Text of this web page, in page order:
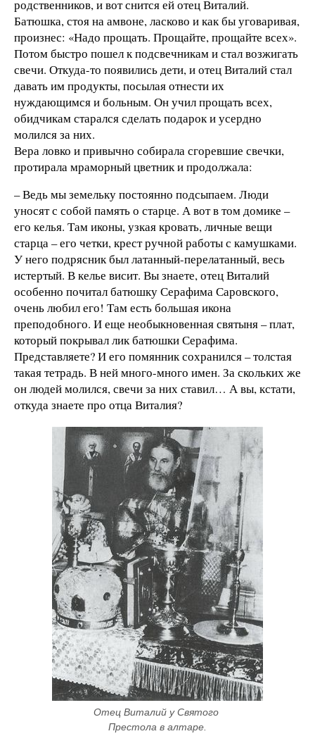
родственников, и вот снится ей отец Виталий.
Батюшка, стоя на амвоне, ласково и как бы уговаривая,
произнес: «Надо прощать. Прощайте, прощайте всех».
Потом быстро пошел к подсвечникам и стал возжигать
свечи. Откуда-то появились дети, и отец Виталий стал
давать им продукты, посылая отнести их
нуждающимся и больным. Он учил прощать всех,
обидчикам старался сделать подарок и усердно
молился за них.
Вера ловко и привычно собирала сгоревшие свечки,
протирала мраморный цветник и продолжала:
– Ведь мы земельку постоянно подсыпаем. Люди
уносят с собой память о старце. А вот в том домике –
его келья. Там иконы, узкая кровать, личные вещи
старца – его четки, крест ручной работы с камушками.
У него подрясник был латанный-перелатанный, весь
истертый. В келье висит. Вы знаете, отец Виталий
особенно почитал батюшку Серафима Саровского,
очень любил его! Там есть большая икона
преподобного. И еще необыкновенная святыня – плат,
который покрывал лик батюшки Серафима.
Представляете? И его помянник сохранился – толстая
такая тетрадь. В ней много-много имен. За скольких же
он людей молился, свечи за них ставил… А вы, кстати,
откуда знаете про отца Виталия?
Отец Виталий у Святого
Престола в алтаре.